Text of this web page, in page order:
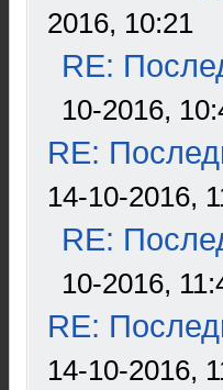
2016, 10:21
RE:
10-2016,
RE:
14-10-2016,
RE:
10-2016,
RE:
14-10-2016,